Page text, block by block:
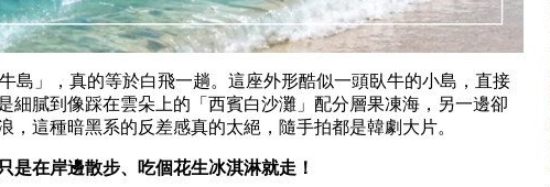
島」，真的等於白飛一趟。這座外形酷似一頭臥牛的小島，直接
細膩到像踩在雲朵上的「西賓白沙灘」配分層果凍海，另一邊卻
，這種暗黑系的反差感真的太絕，隨手拍都是韓劇大片。
是在岸邊散步、吃個花生冰淇淋就走！